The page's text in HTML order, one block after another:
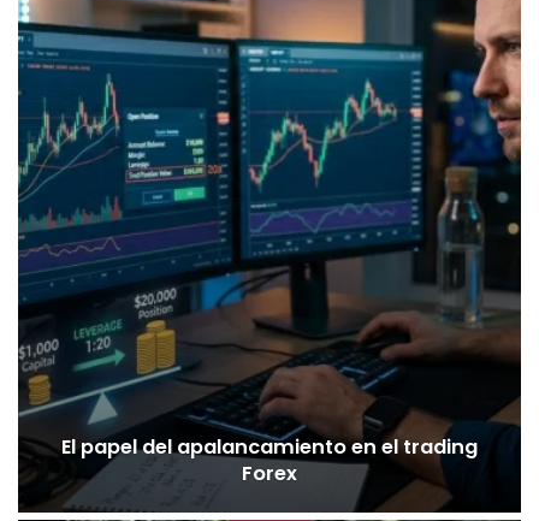
El papel del apalancamiento en el trading
Forex